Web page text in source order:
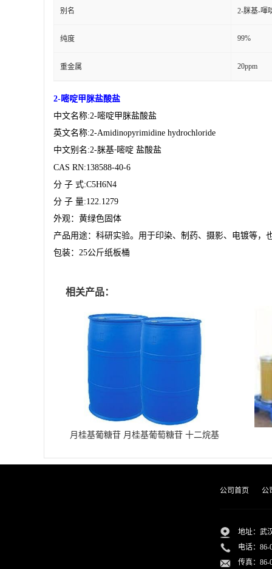
别名 2-脒基-喗
纯度 99%
重金属 20ppm
2-嘧啶甲脒盐酸盐
中文名称:2-嘧啶甲脒盐酸盐
英文名称:2-Amidinopyrimidine hydrochloride
中文别名 :2-脒基-嘧啶 盐酸盐
CAS RN:138588-40-6
分 子 式:C5H6N4
分 子 量:122.1279
外观：黄绿色固体
产品用途：科研实验。用于印染、制药、摄影、电镀等，
包装： 25公斤纸板桶
相关产品：
月桂基葡糖苷 月桂基葡萄糖苷 十二烷基
公司首页 公
地址：武
电话： 86-
传真：86-